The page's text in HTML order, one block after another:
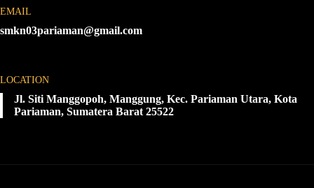
EMAIL
smkn03pariaman@gmail.com
LOCATION
Jl. Siti Manggopoh, Manggung, Kec. Pariaman Utara, Kota
Pariaman, Sumatera Barat 25522